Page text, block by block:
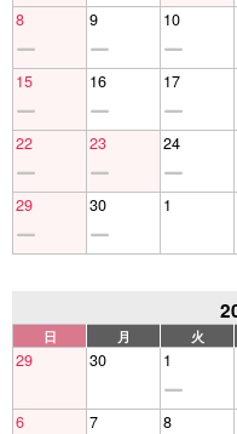
8 9 10
15 16 17
22 23 24
29 30 1
日 月 火
29 30 1
6 7 8